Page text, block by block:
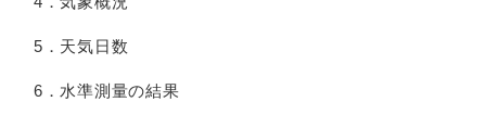
5．天気日数
6．水準測量の結果